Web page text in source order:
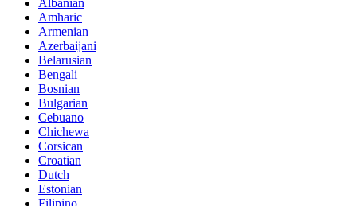
Amharic
Armenian
Azerbaijani
Belarusian
Bengali
Bosnian
Bulgarian
Cebuano
Chichewa
Corsican
Croatian
Dutch
Estonian
Filipino